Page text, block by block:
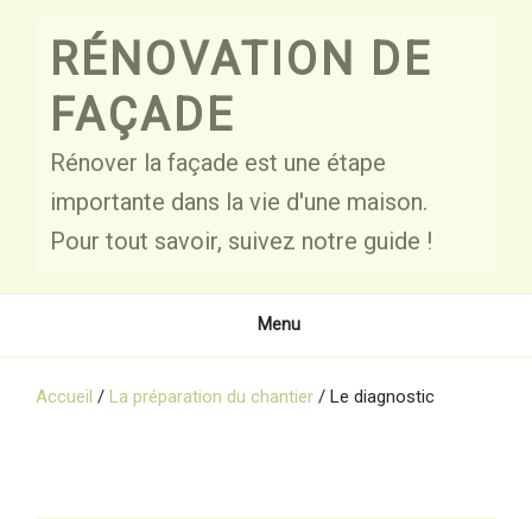
contentRÉNOVATION DE
FAÇADE
Rénover la façade est une étape
importante dans la vie d'une maison.
Pour tout savoir, suivez notre guide !
Menu
Accueil / La préparation du chantier / Le diagnostic